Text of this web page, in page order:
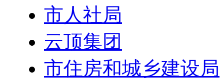
市人社局
云顶集团
市住房和城乡建设局